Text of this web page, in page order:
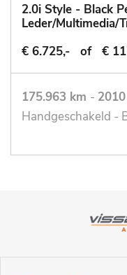
2.0i Style - Black
Leder/Multimedia/
€ 6.725,-
of €
175.963 km - 2010
Handgeschakeld -